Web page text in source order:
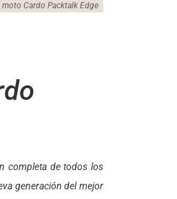
Cardo Packtalk Edge
completa de todos los
generación del mejor